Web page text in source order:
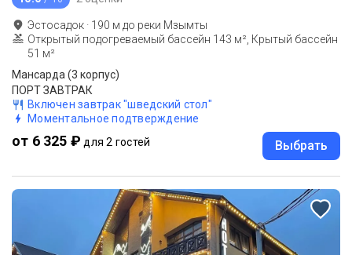
Эстосадок · 190 м до реки Мзымты
Открытый подогреваемый бассейн 143 м², Крытый бассейн
51 м²
Мансарда (3 корпус)
ПОРТ ЗАВТРАК
Включен завтрак "шведский стол"
Моментальное подтверждение
от 6 325 ₽ для 2 гостей Выбрать